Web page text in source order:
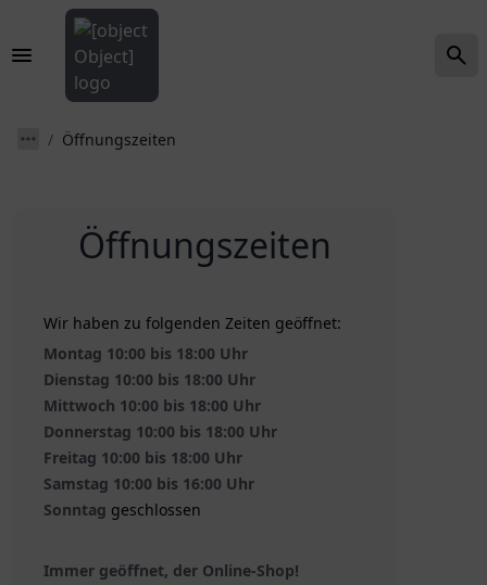
Öffnungszeiten
Öffnungszeiten
Wir haben zu folgenden Zeiten geöffnet:
Montag 10:00 bis 18:00 Uhr
Dienstag 10:00 bis 18:00 Uhr
Mittwoch 10:00 bis 18:00 Uhr
Donnerstag 10:00 bis 18:00 Uhr
Freitag 10:00 bis 18:00 Uhr
Samstag 10:00 bis 16:00 Uhr
Sonntag geschlossen
Immer geöffnet, der Online-Shop!